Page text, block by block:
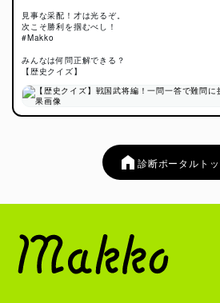
見事な采配！才は光るぞ。
次こそ勝利を掴むべし！
#Makko
みんなは何問正解できる？
【歴史クイズ】
診断ポータルト